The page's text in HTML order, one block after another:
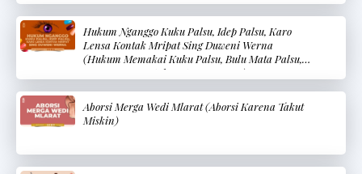
Hukum Nganggo Kuku Palsu, Idep Palsu, Karo
Lensa Kontak Mripat Sing Duweni Werna
(Hukum Memakai Kuku Palsu, Bulu Mata Palsu,
Dan Lensa Kontak Mata Berwarna)
Aborsi Merga Wedi Mlarat (Aborsi Karena Takut
Miskin)